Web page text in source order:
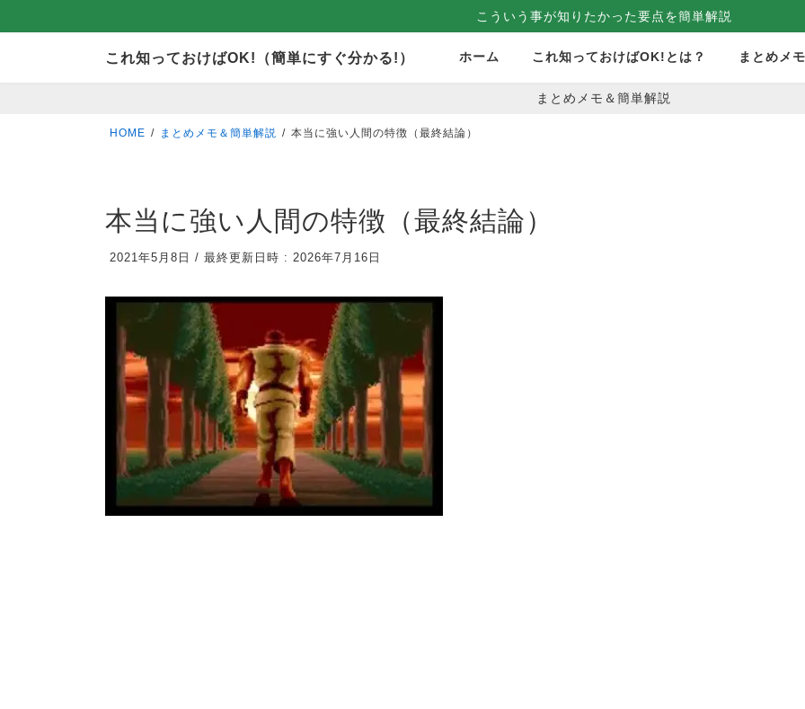
こういう事が知りたかった要点を簡単解説
これ知っておけばOK!（簡単にすぐ分かる!） ホーム これ知っておけばOK!とは？ まとめメ
まとめメモ＆簡単解説
HOME まとめメモ＆簡単解説 本当に強い人間の特徴（最終結論）
本当に強い人間の特徴（最終結論）
2021年5月8日 /最終更新日時 : 2026年7月16日